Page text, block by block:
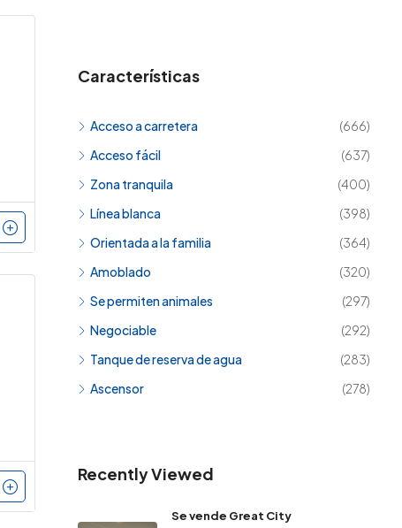
Características
Acceso a carretera
(666)
Acceso fácil
(637)
Zona tranquila
(400)
Línea blanca
(398)
Orientada a la familia
(364)
Amoblado
(320)
Se permiten animales
(297)
Negociable
(292)
Tanque de reserva de agua
(283)
Ascensor
(278)
Recently Viewed
Se vende Great City